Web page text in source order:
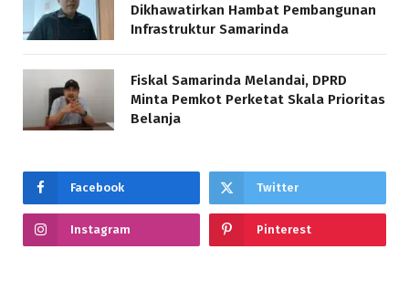
Dikhawatirkan Hambat Pembangunan
Infrastruktur Samarinda
Fiskal Samarinda Melandai, DPRD
Minta Pemkot Perketat Skala Prioritas
Belanja
Facebook Twitter
Instagram Pinterest